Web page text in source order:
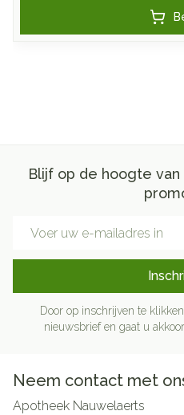
Blijf op de hoogte
Door op inschrijven te
nieuwsbrief en gaat u
Neem contact met
Apotheek Nauwelaerts